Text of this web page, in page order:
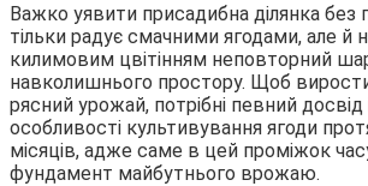
Важко уявити присадибна ділянка без
тільки радує смачними ягодами, але й
килимовим цвітінням неповторний
навколишнього простору. Щоб
рясний урожай, потрібні певний досвід
особливості культивування ягоди
місяців, адже саме в цей проміжок
фундамент майбутнього врожаю.